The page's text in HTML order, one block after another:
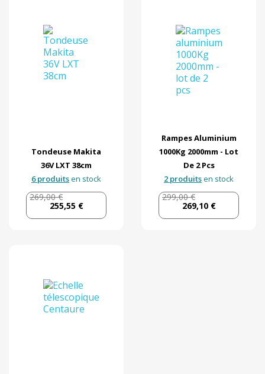
Tondeuse Makita
36V LXT 38cm
6 produitsen stock
269,00 €
255,55 €
Rampes Aluminium
1000Kg 2000mm - Lot
De 2 Pcs
2 produitsen stock
299,00 €
269,10 €